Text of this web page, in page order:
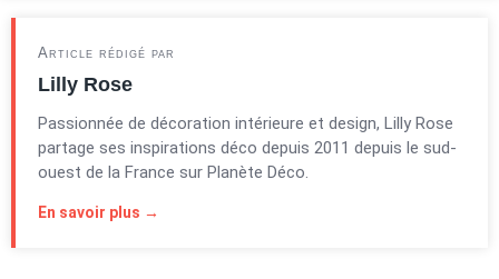
Article rédigé par
Lilly Rose
Passionnée de décoration intérieure et design, Lilly Rose
partage ses inspirations déco depuis 2011 depuis le sud-
ouest de la France sur Planète Déco.
En savoir plus →